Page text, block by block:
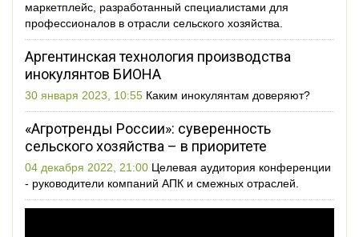
маркетплейс, разработанный специалистами для
профессионалов в отрасли сельского хозяйства.
Аргентинская технология производства
инокулянтов БИОНА
30 января 2023, 10:55 Каким инокулянтам доверяют?
«Агротренды России»: суверенность
сельского хозяйства – в приоритете
04 декабря 2022, 21:00 Целевая аудитория конференции
- руководители компаний АПК и смежных отраслей.